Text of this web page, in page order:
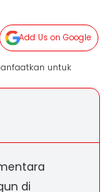
Add Us on Google
untuk
di